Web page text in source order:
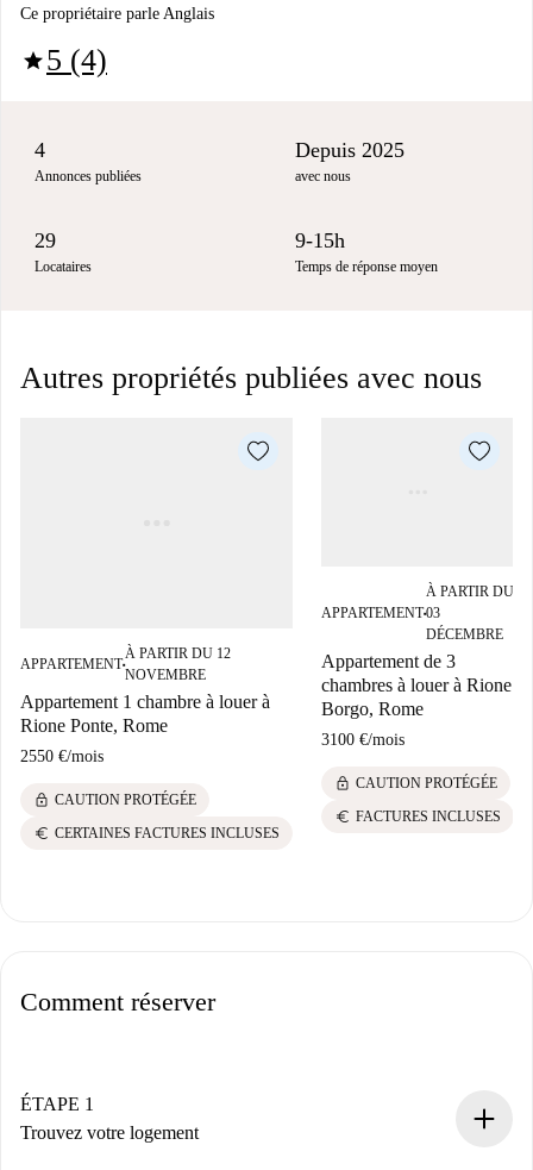
Ce propriétaire parle Anglais
star5 (4)
4
Annonces publiées
Depuis 2025
avec nous
29
Locataires
9-15h
Temps de réponse moyen
Autres propriétés publiées avec nous
APPARTEMENT■
À PARTIR DU 12
NOVEMBRE
Appartement 1 chambre à louer à
Rione Ponte, Rome
2550 €/mois
lock CAUTION PROTÉGÉE
euro CERTAINES FACTURES INCLUSES
APPARTEMENT■
À PARTIR DU
03
DÉCEMBRE
Appartement de 3
chambres à louer à Rione
Borgo, Rome
3100 €/mois
lock CAUTION PROTÉGÉE
euro FACTURES INCLUSES
Comment réserver
ÉTAPE 1
Trouvez votre logement